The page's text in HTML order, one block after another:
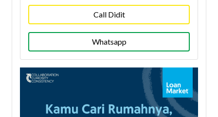
Call Didit
Whatsapp